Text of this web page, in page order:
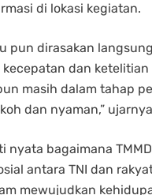
di lokasi kegiatan.
pun dirasakan
dan
masih dalam tahap
dan nyaman,”
nyata bagaimana
antara TNI dan
mewujudkan